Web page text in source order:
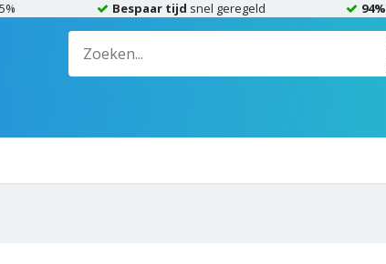
Bespaar tijd snel geregeld 94%